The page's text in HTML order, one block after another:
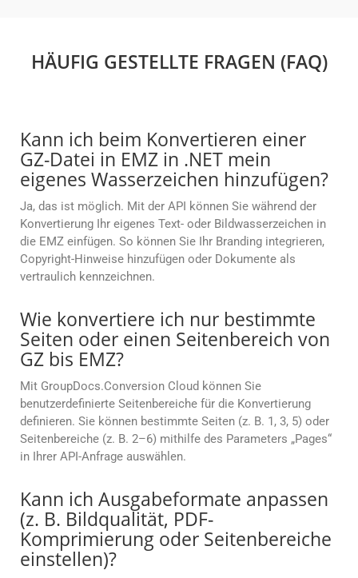
HÄUFIG GESTELLTE FRAGEN (FAQ)
Kann ich beim Konvertieren einer
GZ-Datei in EMZ in .NET mein
eigenes Wasserzeichen hinzufügen?
Ja, das ist möglich. Mit der API können Sie während der
Konvertierung Ihr eigenes Text- oder Bildwasserzeichen in
die EMZ einfügen. So können Sie Ihr Branding integrieren,
Copyright-Hinweise hinzufügen oder Dokumente als
vertraulich kennzeichnen.
Wie konvertiere ich nur bestimmte
Seiten oder einen Seitenbereich von
GZ bis EMZ?
Mit GroupDocs.Conversion Cloud können Sie
benutzerdefinierte Seitenbereiche für die Konvertierung
definieren. Sie können bestimmte Seiten (z. B. 1, 3, 5) oder
Seitenbereiche (z. B. 2–6) mithilfe des Parameters „Pages“
in Ihrer API-Anfrage auswählen.
Kann ich Ausgabeformate anpassen
(z. B. Bildqualität, PDF-
Komprimierung oder Seitenbereiche
einstellen)?